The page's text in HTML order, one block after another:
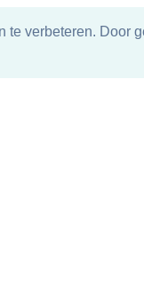
verbeteren. Door